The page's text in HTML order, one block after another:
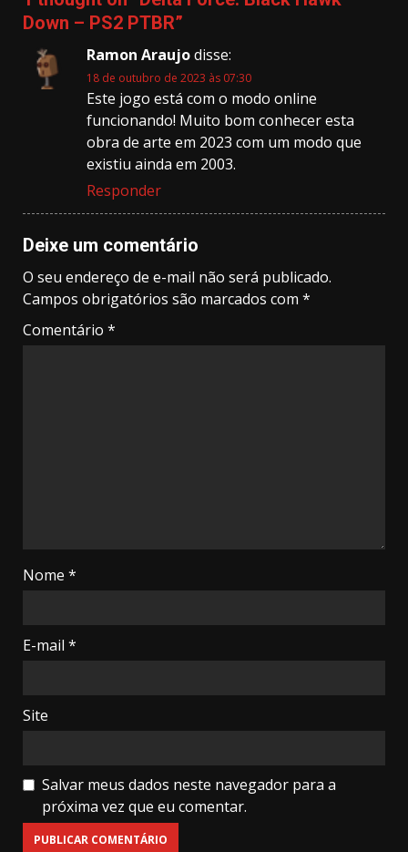
Down – PS2 PTBR”
Ramon Araujodisse:
18 de outubro de 2023 às 07:30
Este jogo está com o modo online
funcionando! Muito bom conhecer esta
obra de arte em 2023 com um modo que
existiu ainda em 2003.
Responder
Deixe um comentário
O seu endereço de e-mail não será publicado.
Campos obrigatórios são marcados com *
Comentário *
Nome *
E-mail *
Site
Salvar meus dados neste navegador para a
próxima vez que eu comentar.